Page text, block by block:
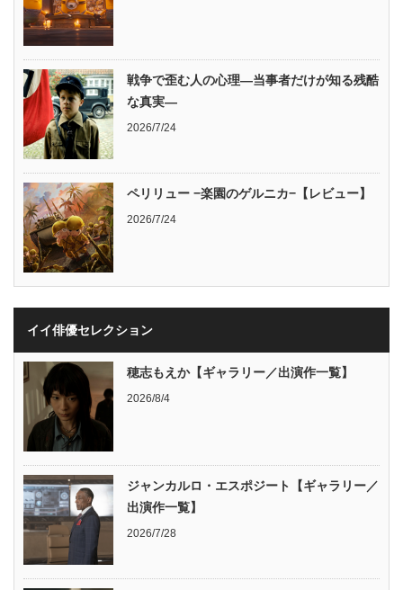
戦争で歪む人の心理―当事者だけが知る残酷
な真実―
2026/7/24
ペリリュー −楽園のゲルニカ−【レビュー】
2026/7/24
イイ俳優セレクション
穂志もえか【ギャラリー／出演作一覧】
2026/8/4
ジャンカルロ・エスポジート【ギャラリー／
出演作一覧】
2026/7/28